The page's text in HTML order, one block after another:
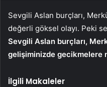
Sevgili Aslan burçları,
değerli göksel olayı. Peki
Sevgili Aslan burçları,
gelişiminizde gecikmelere
İlgili Makaleler